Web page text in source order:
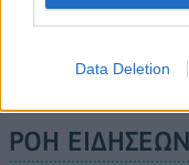
Data Deletion
ΡΟΗ ΕΙΔΗΣΕΩΝ